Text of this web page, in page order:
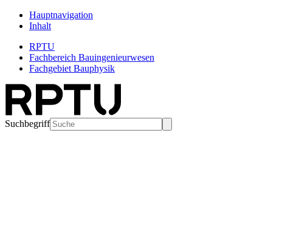
Hauptnavigation
Inhalt
RPTU
Fachbereich Bauingenieurwesen
Fachgebiet Bauphysik
Suchbegriff